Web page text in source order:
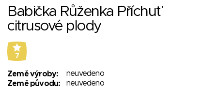
Babička Růženka Příchuť
citrusové plody
7
Země výroby:
neuvedeno
Země původu:
neuvedeno